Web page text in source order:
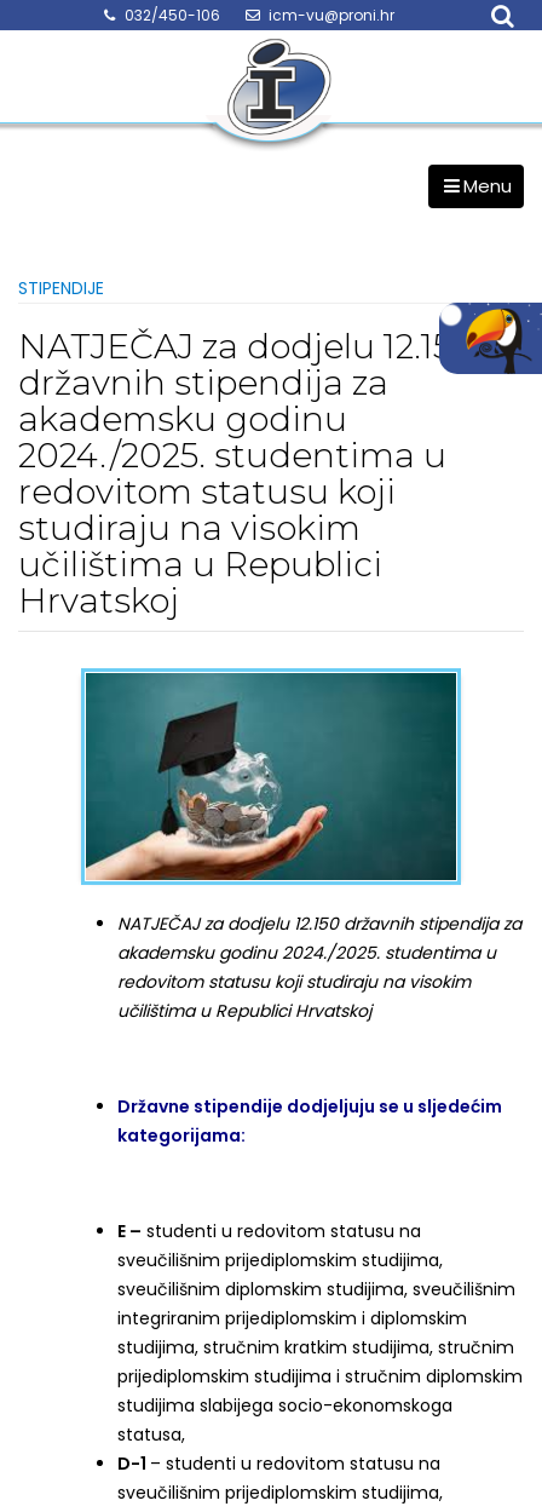
032/450-106 icm-vu@proni.hr
Menu
STIPENDIJE
NATJEČAJ za dodjelu 12.150
državnih stipendija za
akademsku godinu
2024./2025. studentima u
redovitom statusu koji
studiraju na visokim
učilištima u Republici
Hrvatskoj
NATJEČAJ za dodjelu 12.150 državnih stipendija za
akademsku godinu 2024./2025. studentima u
redovitom statusu koji studiraju na visokim
učilištima u Republici Hrvatskoj
Državne stipendije dodjeljuju se u sljedećim
kategorijama:
E – studenti u redovitom statusu na
sveučilišnim prijediplomskim studijima,
sveučilišnim diplomskim studijima, sveučilišnim
integriranim prijediplomskim i diplomskim
studijima, stručnim kratkim studijima, stručnim
prijediplomskim studijima i stručnim diplomskim
studijima slabijega socio-ekonomskoga
statusa,
D-1 – studenti u redovitom statusu na
sveučilišnim prijediplomskim studijima,